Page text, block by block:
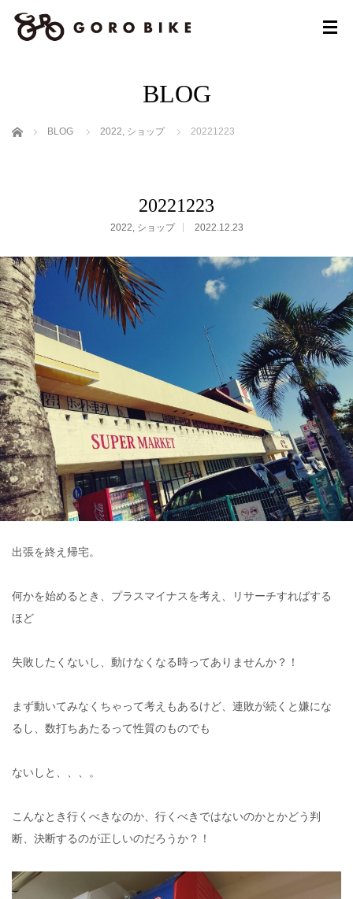
BLOG
ホーム BLOG 2022, ショップ 20221223
20221223
2022, ショップ 2022.12.23
出張を終え帰宅。
何かを始めるとき、プラスマイナスを考え、リサーチすればする
ほど
失敗したくないし、動けなくなる時ってありませんか？！
まず動いてみなくちゃって考えもあるけど、連敗が続くと嫌にな
るし、数打ちあたるって性質のものでも
ないしと、、、。
こんなとき行くべきなのか、行くべきではないのかとかどう判
断、決断するのが正しいのだろうか？！